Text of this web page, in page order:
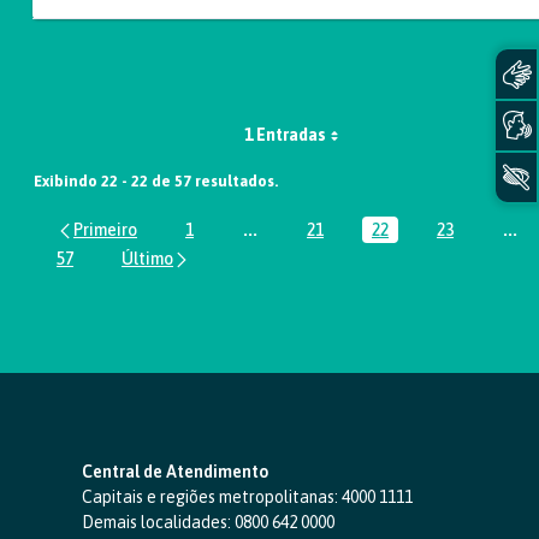
1 Entradas
Exibindo 22 - 22 de 57 resultados.
Página
1 ...Páginas intermediárias Usar ABA
Página
21 Página
22 Página
23 ...
Página
57
Central de Atendimento
Capitais e regiões metropolitanas: 4000 1111
Demais localidades: 0800 642 0000